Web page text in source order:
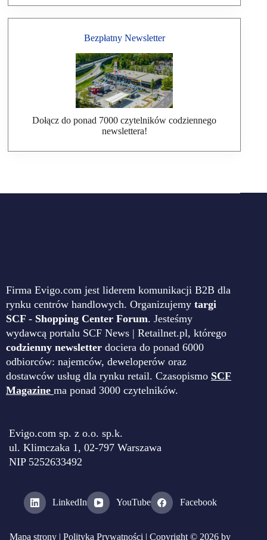
Bezpłatny Newsletter
Dołącz do ponad 7000 czytelników codziennego
newslettera!
Firma Evigo.com jest liderem komunikacji B2B dla
rynku centrów handlowych. Organizujemy targi
SCF - Shopping Center Forum. Jesteśmy
wydawcą portalu SCF News | Retailnet.pl, którego
codzienny newsletter dociera do ponad 6000
odbiorców: najemców, deweloperów oraz
dostawców usług dla rynku retail. Czasopismo SCF
Magazine ma ponad 3000 czytelników.
Evigo.com sp. z o.o. sp.k.
ul. Klimczaka 1, 02-797 Warszawa
NIP 5252633492
LinkedIn YouTube Facebook
Mapa strony |Polityka Prywatności | Copyright © 2026 by